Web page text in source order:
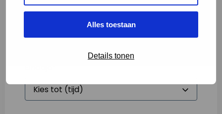
Alles toestaan
Details tonen
Starttijd*